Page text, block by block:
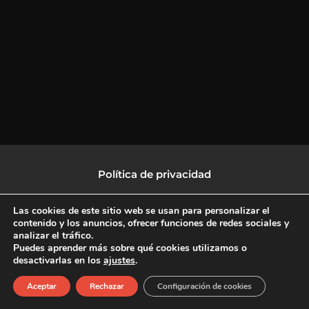
Política de privacidad
Política de protección de datos
F
a
c
X
-
L
i
n
I
n
s
Copyright © 2026 CulturalTV
Las cookies de este sitio web se usan para personalizar el
contenido y los anuncios, ofrecer funciones de redes sociales y
analizar el tráfico.
Puedes aprender más sobre qué cookies utilizamos o
desactivarlas en los ajustes.
Aceptar Rechazar Configuración de cookies